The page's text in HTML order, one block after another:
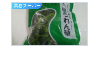
業務スーパー